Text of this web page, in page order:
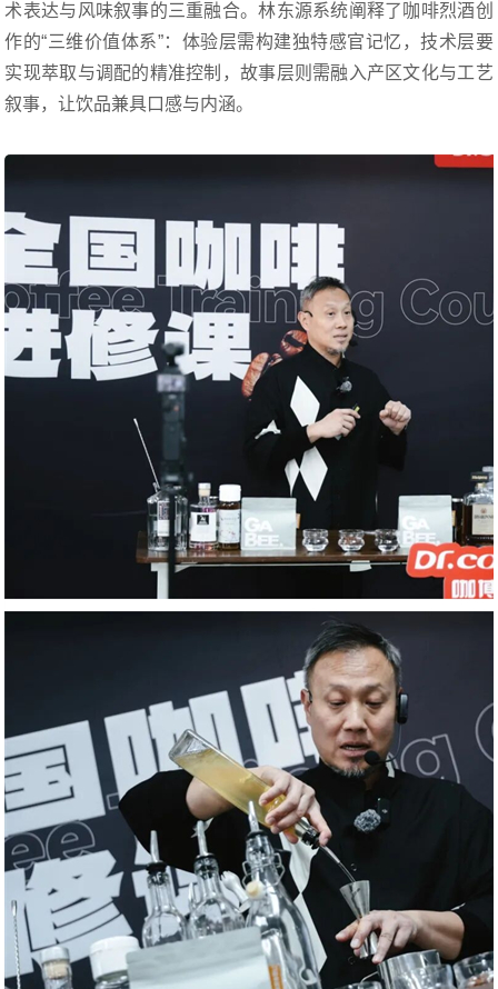
术表达与风味叙事的三重融合。林东源系统阐释了咖啡烈酒创
作的“三维价值体系”：体验层需构建独特感官记忆，技术层要
实现萃取与调配的精准控制，故事层则需融入产区文化与工艺
叙事，让饮品兼具口感与内涵。